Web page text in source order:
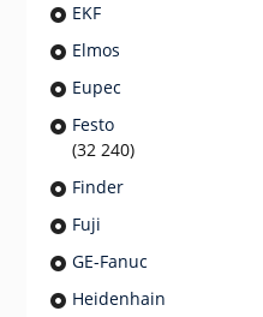
EKF
Elmos
Eupec
Festo
(32 240)
Finder
Fuji
GE-Fanuc
Heidenhain